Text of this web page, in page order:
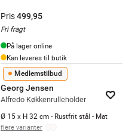
Pris499,95
Fri fragt
På lager online
Kan leveres til butik
Medlemstilbud
Georg Jensen
Alfredo Køkkenrulleholder
Ø 15 x H 32 cm - Rustfrit stål - Mat
flere varianter